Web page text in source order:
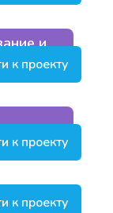
и
к проекту
к проекту
к проекту